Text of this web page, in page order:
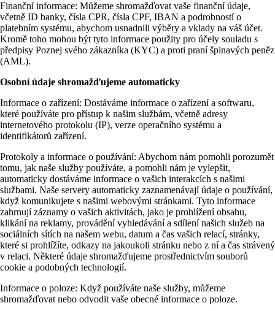
Finanční informace: Můžeme shromažďovat vaše finanční údaje,
včetně ID banky, čísla CPR, čísla CPF, IBAN a podrobností o
platebním systému, abychom usnadnili výběry a vklady na váš účet.
Kromě toho mohou být tyto informace použity pro účely souladu s
předpisy Poznej svého zákazníka (KYC) a proti praní špinavých peněz
(AML).
Osobní údaje shromažďujeme automaticky
Informace o zařízení: Dostáváme informace o zařízení a softwaru,
které používáte pro přístup k našim službám, včetně adresy
internetového protokolu (IP), verze operačního systému a
identifikátorů zařízení.
Protokoly a informace o používání: Abychom nám pomohli porozumět
tomu, jak naše služby používáte, a pomohli nám je vylepšit,
automaticky dostáváme informace o vašich interakcích s našimi
službami. Naše servery automaticky zaznamenávají údaje o používání,
když komunikujete s našimi webovými stránkami. Tyto informace
zahrnují záznamy o vašich aktivitách, jako je prohlížení obsahu,
klikání na reklamy, provádění vyhledávání a sdílení našich služeb na
sociálních sítích na našem webu, datum a čas vašich relací, stránky,
které si prohlížíte, odkazy na jakoukoli stránku nebo z ní a čas strávený
v relaci. Některé údaje shromažďujeme prostřednictvím souborů
cookie a podobných technologií.
Informace o poloze: Když používáte naše služby, můžeme
shromažďovat nebo odvodit vaše obecné informace o poloze.